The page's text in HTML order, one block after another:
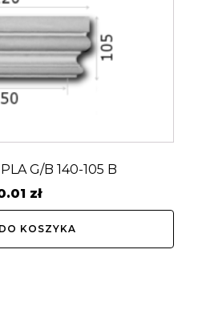
G/B 140-105 B
zł
KOSZYKA